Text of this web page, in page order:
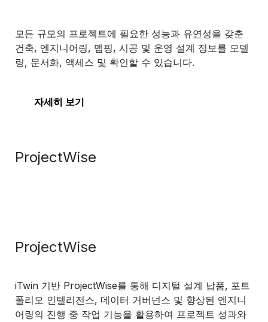
모든 규모의 프로젝트에 필요한 성능과 유연성을 갖춘
건축, 엔지니어링, 맵핑, 시공 및 운영 설계 정보를 모델
링, 문서화, 액세스 및 확인할 수 있습니다.
자세히 보기
ProjectWise
ProjectWise
iTwin 기반 ProjectWise를 통해 디지털 설계 납품, 포트
폴리오 인텔리전스, 데이터 거버넌스 및 향상된 엔지니
어링의 진행 중 작업 기능을 활용하여 프로젝트 성과와